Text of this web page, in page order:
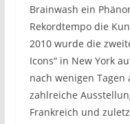
Brainwash ein
Rekordtempo die
2010 wurde die
Icons“ in New York
nach wenigen Tagen
zahlreiche
Frankreich und